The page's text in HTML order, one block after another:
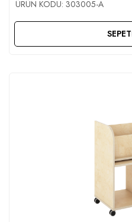
ÜRÜN KODU: 303005-A